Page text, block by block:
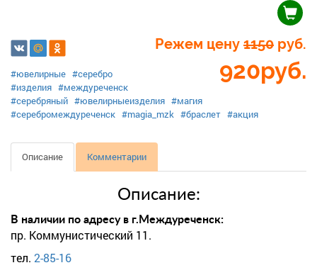
Режем цену 1150 руб.
920руб.
#ювелирные #серебро
#изделия #междуреченск
#серебряный #ювелирныеизделия #магия
#серебромеждуреченск #magia_mzk #браслет #акция
Описание Комментарии
Описание:
В наличии по адресу в г.Междуреченск:
пр. Коммунистический 11.
тел. 2-85-16